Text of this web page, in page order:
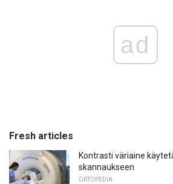
ad
Fresh articles
Kontrasti väriaine
skannaukseen
ORTOPEDIA